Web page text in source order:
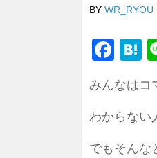
BY WR_RYOU
みんなはコ
わからない
でもそんな